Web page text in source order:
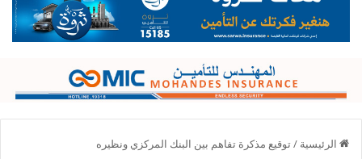
الرئيسية /توقيع مذكرة تفاهم بين البنك المركزي ونظيره